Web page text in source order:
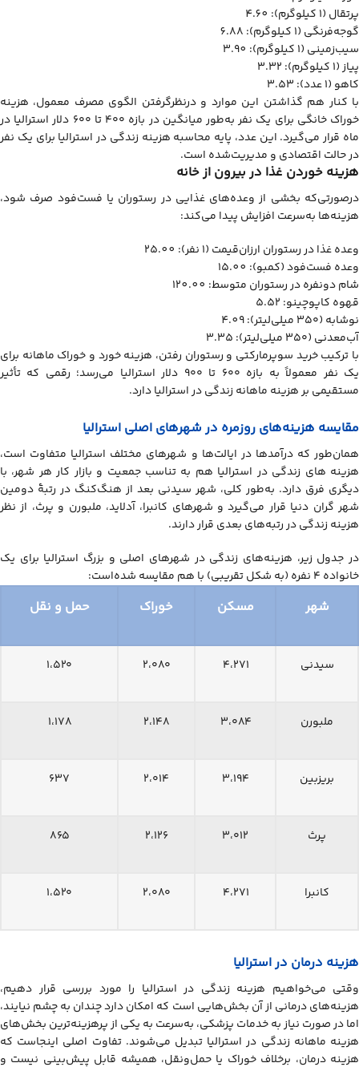
پرتقال (۱ کیلوگرم): 4.60
گوجه‌فرنگی (۱ کیلوگرم): 6.88
سیب‌زمینی (۱ کیلوگرم): 3.90
پیاز (۱ کیلوگرم): 3.32
کاهو (۱ عدد): 3.53
با کنار هم گذاشتن این موارد و درنظرگرفتن الگوی مصرف معمول، هزینه
خوراک خانگی برای یک نفر به‌طور میانگین در بازه ۴۰۰ تا ۶۰۰ دلار استرالیا در
ماه قرار می‌گیرد. این عدد، پایه محاسبه هزینه زندگی در استرالیا برای یک نفر
در حالت اقتصادی و مدیریت‌شده است.
هزینه خوردن غذا در بیرون از خانه
درصورتی‌که بخشی از وعده‌های غذایی در رستوران یا فست‌فود صرف شود،
هزینه‌ها به‌سرعت افزایش پیدا می‌کند:
وعده غذا در رستوران ارزان‌قیمت (۱ نفر): 25.00
وعده فست‌فود (کمبو): 15.00
شام دونفره در رستوران متوسط: 120.00
قهوه کاپوچینو: 5.52
نوشابه (۳۵۰ میلی‌لیتر): 4.09
آب‌معدنی (۳۵۰ میلی‌لیتر): 3.35
با ترکیب خرید سوپرمارکتی و رستوران رفتن، هزینه خورد و خوراک ماهانه برای
یک نفر معمولاً به بازه ۶۰۰ تا ۹۰۰ دلار استرالیا می‌رسد؛ رقمی که تأثیر
مستقیمی بر هزینه ماهانه زندگی در استرالیا دارد.
مقایسه هزینه‌های روزمره در شهرهای اصلی استرالیا
همان‌طور که درآمدها در ایالت‌ها و شهرهای مختلف استرالیا متفاوت است،
هزینه های زندگی در استرالیا هم به تناسب جمعیت و بازار کار هر شهر، با
دیگری فرق دارد. به‌طور کلی، شهر سیدنی بعد از هنگ‌کنگ در رتبۀ دومین
شهر گران دنیا قرار می‌گیرد و شهرهای کانبرا، آدلاید، ملبورن و پرث، از نظر
هزینه زندگی در رتبه‌های بعدی قرار دارند.
در جدول زیر، هزینه‌های زندگی در شهرهای اصلی و بزرگ استرالیا برای یک
خانواده ۴ نفره (به شکل تقریبی) با هم مقایسه شده‌است:
شهر مسکن خوراک حمل و نقل
سیدنی ۴،۲۷۱ ۲،۰۸۰ ۱،۵۲۰
ملبورن ۳،۰۸۴ ۲،۱۴۸ ۱،۱۷۸
بریزبین ۳،۱۹۴ ۲،۰۱۴ ۶۳۷
پرث ۳،۰۱۲ ۲،۱۲۶ ۸۶۵
کانبرا ۴،۲۷۱ ۲،۰۸۰ ۱،۵۲۰
هزینه درمان در استرالیا
وقتی می‌خواهیم هزینه زندگي در استرالیا را مورد بررسی قرار دهیم،
هزینه‌های درمانی از آن بخش‌هایی است که امکان دارد چندان به چشم نیایند،
اما در صورت نیاز به خدمات پزشکی، به‌سرعت به یکی از پرهزینه‌ترین بخش‌های
هزینه ماهانه زندگی در استرالیا تبدیل می‌شوند. تفاوت اصلی اینجاست که
هزینه درمان، برخلاف خوراک یا حمل‌ونقل، همیشه قابل پیش‌بینی نیست و